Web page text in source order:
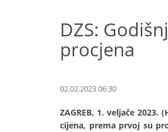
DZS:
procjena
02.02.2023 06:30
ZAGREB, 1. veljače
cijena, prema prvoj su